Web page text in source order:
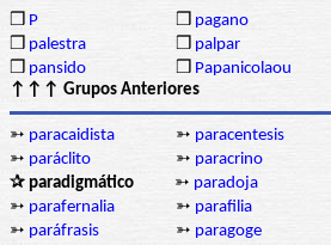
❒ P ❒ pagano
❒ palestra ❒ palpar
❒ pansido ❒ Papanicolaou
↑↑↑ Grupos Anteriores
➳ paracaidista ➳ paracentesis
➳ paráclito ➳ paracrino
✰ paradigmático
➳ paradoja
➳ parafernalia ➳ parafilia
➳ paráfrasis ➳ paragoge